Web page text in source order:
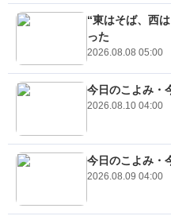
“東はそば、西
った
2026.08.08 05:00
今日のこよみ・
2026.08.10 04:00
今日のこよみ・
2026.08.09 04:00